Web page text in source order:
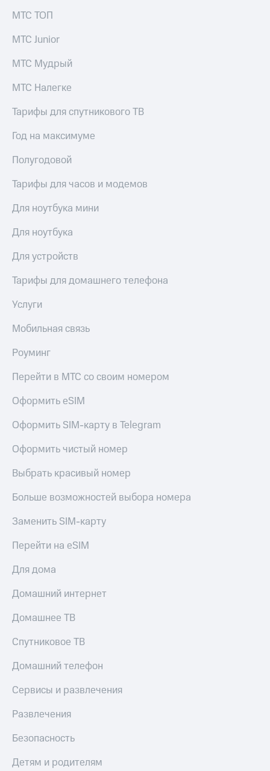
МТС ТОП
МТС Junior
МТС Мудрый
МТС Налегке
Тарифы для спутникового ТВ
Год на максимуме
Полугодовой
Тарифы для часов и модемов
Для ноутбука мини
Для ноутбука
Для устройств
Тарифы для домашнего телефона
Услуги
Мобильная связь
Роуминг
Перейти в МТС со своим номером
Оформить eSIM
Оформить SIM-карту в Telegram
Оформить чистый номер
Выбрать красивый номер
Больше возможностей выбора номера
Заменить SIM-карту
Перейти на eSIM
Для дома
Домашний интернет
Домашнее ТВ
Спутниковое ТВ
Домашний телефон
Сервисы и развлечения
Развлечения
Безопасность
Детям и родителям